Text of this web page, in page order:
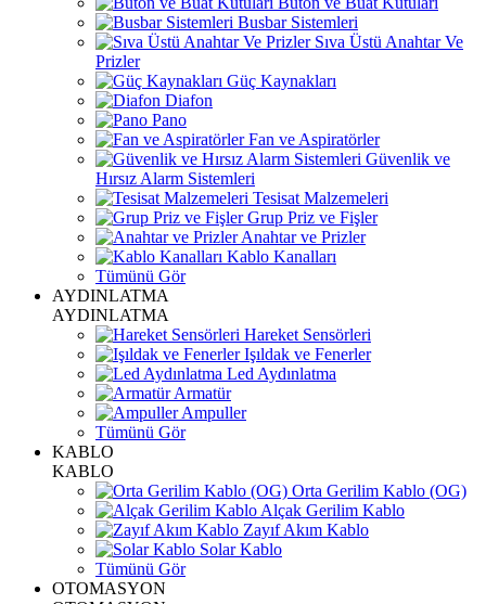
Busbar Sistemleri
Sıva Üstü Anahtar Ve
Prizler
Güç Kaynakları
Diafon
Pano
Fan ve Aspiratörler
Güvenlik ve
Hırsız Alarm Sistemleri
Tesisat Malzemeleri
Grup Priz ve Fişler
Anahtar ve Prizler
Kablo Kanalları
Tümünü Gör
AYDINLATMA
AYDINLATMA
Hareket Sensörleri
Işıldak ve Fenerler
Led Aydınlatma
Armatür
Ampuller
Tümünü Gör
KABLO
KABLO
Orta Gerilim Kablo (OG)
Alçak Gerilim Kablo
Zayıf Akım Kablo
Solar Kablo
Tümünü Gör
OTOMASYON